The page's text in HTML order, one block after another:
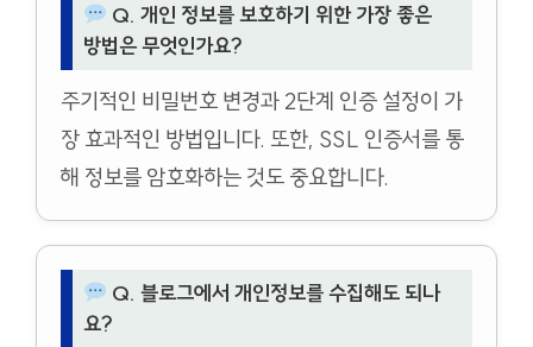
Q. 개인 정보를 보호하기 위한 가장 좋은
방법은 무엇인가요?
주기적인 비밀번호 변경과 2단계 인증 설정이 가
장 효과적인 방법입니다. 또한, SSL 인증서를 통
해 정보를 암호화하는 것도 중요합니다.
Q. 블로그에서 개인정보를 수집해도 되나
요?